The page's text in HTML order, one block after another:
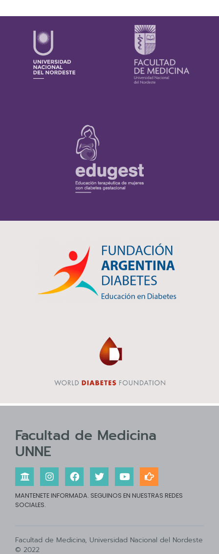
Facultad de Medicina
UNNE
MANTENETE INFORMADA. SEGUINOS EN NUESTRAS REDES
SOCIALES.
Facultad de Medicina, Universidad Nacional del Nordeste
© 2022